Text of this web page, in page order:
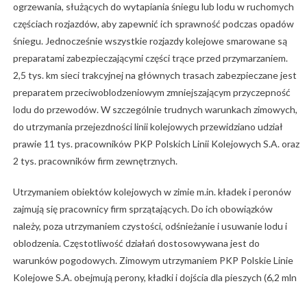
ogrzewania, służących do wytapiania śniegu lub lodu w ruchomych
częściach rozjazdów, aby zapewnić ich sprawność podczas opadów
śniegu. Jednocześnie wszystkie rozjazdy kolejowe smarowane są
preparatami zabezpieczającymi części trące przed przymarzaniem.
2,5 tys. km sieci trakcyjnej na głównych trasach zabezpieczane jest
preparatem przeciwoblodzeniowym zmniejszającym przyczepność
lodu do przewodów. W szczególnie trudnych warunkach zimowych,
do utrzymania przejezdności linii kolejowych przewidziano udział
prawie 11 tys. pracowników PKP Polskich Linii Kolejowych S.A. oraz
2 tys. pracowników firm zewnętrznych.
Utrzymaniem obiektów kolejowych w zimie m.in. kładek i peronów
zajmują się pracownicy firm sprzątających. Do ich obowiązków
należy, poza utrzymaniem czystości, odśnieżanie i usuwanie lodu i
oblodzenia. Częstotliwość działań dostosowywana jest do
warunków pogodowych. Zimowym utrzymaniem PKP Polskie Linie
Kolejowe S.A. obejmują perony, kładki i dojścia dla pieszych (6,2 mln